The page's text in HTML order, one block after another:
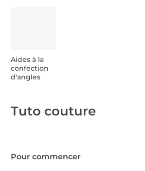
Aides à la
confection
d'angles
Tuto couture
Pour commencer